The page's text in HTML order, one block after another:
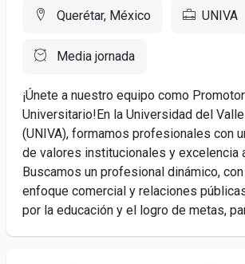
Querétar, México UNIVA
Media jornada
¡Únete a nuestro equipo como
Universitario!En la Universidad del
(UNIVA), formamos profesionales con
de valores institucionales y excelencia
Buscamos un profesional dinámico,
enfoque comercial y relaciones
por la educación y el logro de metas,